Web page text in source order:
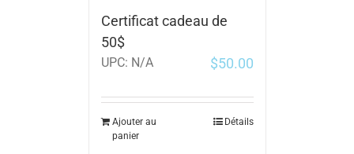
Certificat cadeau de
50$
UPC: N/A $50.00
Ajouter au
panier
Détails